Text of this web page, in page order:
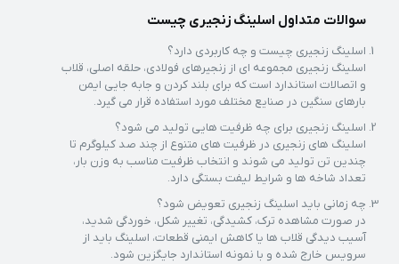
سوالات متداول اسلینگ زنجیری چیست
اسلینگ زنجیری چیست و چه کاربردی دارد؟
اسلینگ زنجیری مجموعه ای از زنجیرهای فولادی، حلقه اصلی، قلاب
و اتصالات استاندارد است که برای بلند کردن و جابه جایی ایمن
بارهای سنگین در صنایع مختلف مورد استفاده قرار می گیرد.
اسلینگ زنجیری برای چه ظرفیت هایی تولید می شود؟
اسلینگ های زنجیری در ظرفیت های متنوع از چند صد کیلوگرم تا
چندین تن تولید می شوند و انتخاب ظرفیت مناسب به وزن بار،
تعداد شاخه ها و شرایط لیفت بستگی دارد.
چه زمانی باید اسلینگ زنجیری تعویض شود؟
در صورت مشاهده ترک، کشیدگی، تغییر شکل، خوردگی شدید،
آسیب دیدگی قلاب ها یا کاهش ایمنی قطعات، اسلینگ باید از
سرویس خارج شده و با نمونه استاندارد جایگزین شود.